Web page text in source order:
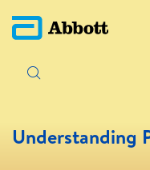
Understanding